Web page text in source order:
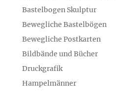
Bastelbogen Skulptur
Bewegliche Bastelbögen
Bewegliche Postkarten
Bildbände und Bücher
Druckgrafik
Hampelmänner